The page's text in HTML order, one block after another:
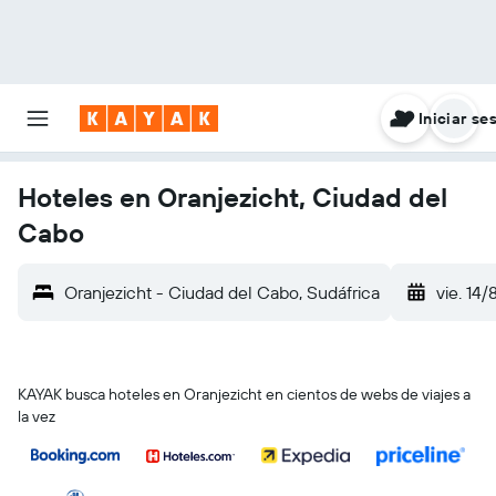
Iniciar
Hoteles en Oranjezicht, Ciudad del
Cabo
Oranjezicht - Ciudad del Cabo, Sudáfrica vie. 14/
KAYAK busca hoteles en Oranjezicht en cientos de webs de viajes a
la vez